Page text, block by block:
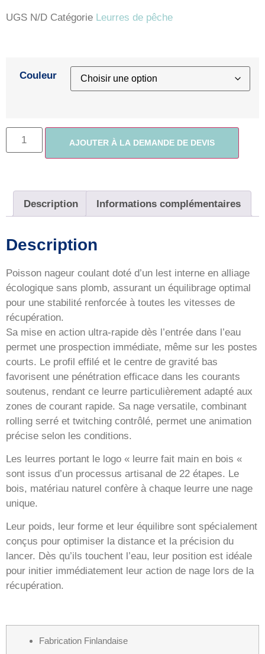
UGS N/D Catégorie Leurres de pêche
Couleur
AJOUTER À LA DEMANDE DE DEVIS
Description Informations complémentaires
Description
Poisson nageur coulant doté d’un lest interne en alliage
écologique sans plomb, assurant un équilibrage optimal
pour une stabilité renforcée à toutes les vitesses de
récupération.
Sa mise en action ultra-rapide dès l’entrée dans l’eau
permet une prospection immédiate, même sur les postes
courts. Le profil effilé et le centre de gravité bas
favorisent une pénétration efficace dans les courants
soutenus, rendant ce leurre particulièrement adapté aux
zones de courant rapide. Sa nage versatile, combinant
rolling serré et twitching contrôlé, permet une animation
précise selon les conditions.
Les leurres portant le logo « leurre fait main en bois «
sont issus d’un processus artisanal de 22 étapes. Le
bois, matériau naturel confère à chaque leurre une nage
unique.
Leur poids, leur forme et leur équilibre sont spécialement
conçus pour optimiser la distance et la précision du
lancer. Dès qu’ils touchent l’eau, leur position est idéale
pour initier immédiatement leur action de nage lors de la
récupération.
Fabrication Finlandaise